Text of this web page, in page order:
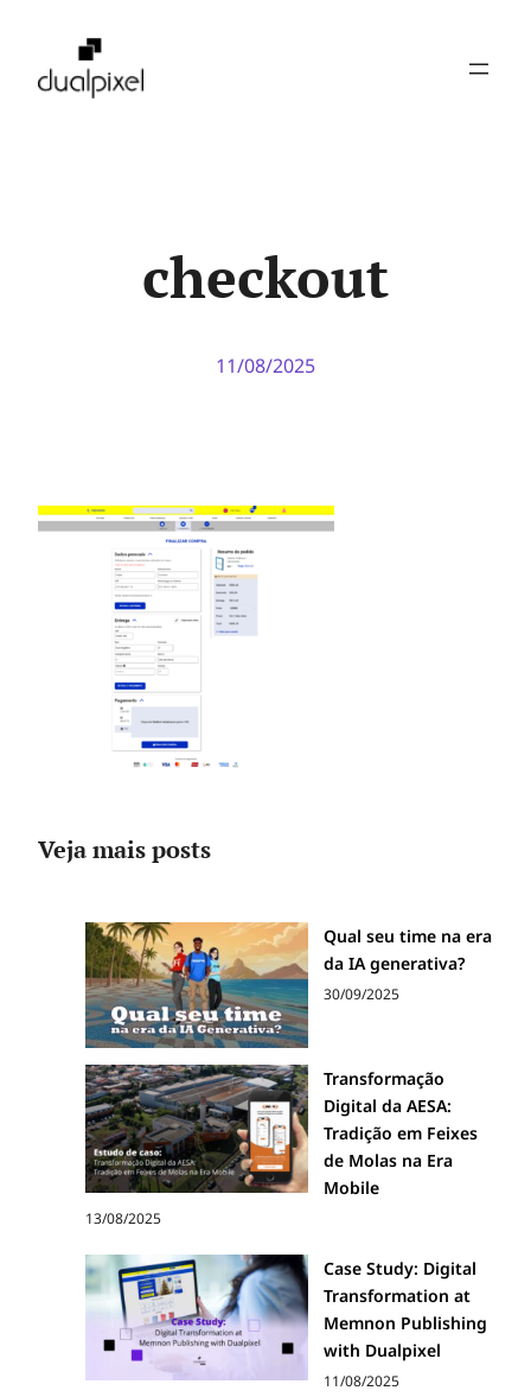
checkout
11/08/2025
Veja mais posts
Qual seu time na era
da IA generativa?
30/09/2025
Transformação
Digital da AESA:
Tradição em Feixes
de Molas na Era
Mobile
13/08/2025
Case Study: Digital
Transformation at
Memnon Publishing
with Dualpixel
11/08/2025